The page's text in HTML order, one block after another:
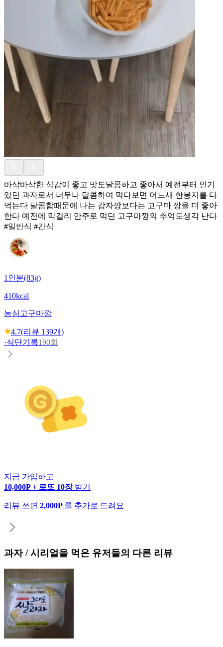
바삭바삭한 식감이 좋고 맛도달콤하고 좋아서 예전부터 인기
있던 과자로서 너무나 달콤하여 먹다보면 어느새 한봉지를 다
먹는다 달콤함때문에 나는 감자깡보다는 고구마 깡을 더 좋아
한다 예전에 막걸리 안주로 먹던 고구마깡의 추억도생각 난다
#일반식 #간식
1인분(83g)
410kcal
농심 고구마깡
4.7(리뷰 139개)
·식단기록190회
지금 가입하고
10,000P + 로또 10장 받기
리뷰 쓰면 2,000P 를 추가로 드려요
과자 / 시리얼을 먹은 유저들의 다른 리뷰